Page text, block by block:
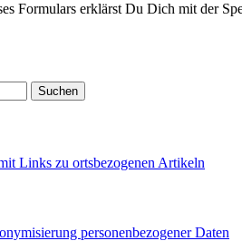
Formulars erklärst Du Dich mit der
personenbezogener Daten